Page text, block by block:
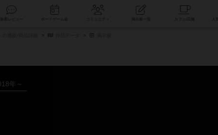
コミュニティ
年～